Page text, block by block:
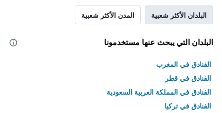
البلدان الأكثر شعبية المدن الأكثر شعبية
البلدان التي يبحث عنها مستخدمونا
الفنادق في المغرب
الفنادق في قطر
الفنادق في المملكة العربية السعودية
الفنادق في تركيا